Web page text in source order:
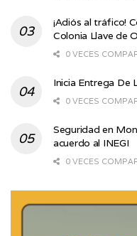
¡Adiós al tráfico!
Colonia Llave de
0 VECES
Inicia Entrega De
0 VECES
Seguridad en
acuerdo al INEGI
0 VECES